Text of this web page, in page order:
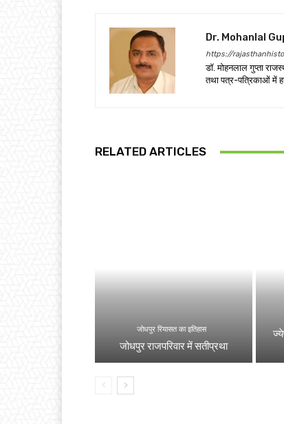
Dr. Mohanlal
https://
डॉ. मोहनलाल गुप्ता
तथा पत्र-पत्रिकाओं में
RELATED ARTICLES
जोधपुर रियासत का इतिहास
जोधपुर राजपरिवार में सतीप्रथा